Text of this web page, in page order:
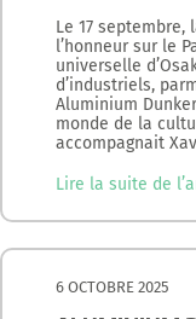
Le 17
l’honneur sur le
universelle
d’industriels,
Aluminium
monde de la
accompagnait
Lire la suite de
6 OCTOBRE 2025